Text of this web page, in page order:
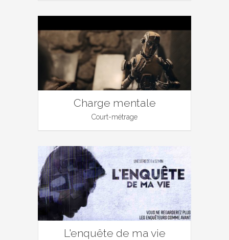
Charge mentale
Court-métrage
L'enquête de ma vie